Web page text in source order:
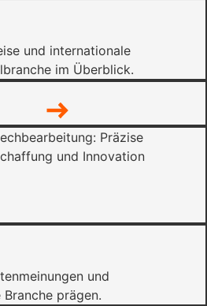
und internationale
im Überblick.
und
prägen.